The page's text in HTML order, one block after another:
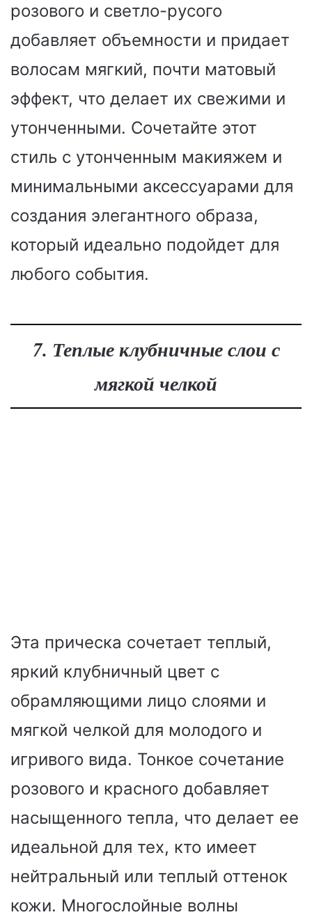
розового и светло-русого
добавляет объемности и придает
волосам мягкий, почти матовый
эффект, что делает их свежими и
утонченными. Сочетайте этот
стиль с утонченным макияжем и
минимальными аксессуарами для
создания элегантного образа,
который идеально подойдет для
любого события.
7. Теплые клубничные слои с
мягкой челкой
Эта прическа сочетает теплый,
яркий клубничный цвет с
обрамляющими лицо слоями и
мягкой челкой для молодого и
игривого вида. Тонкое сочетание
розового и красного добавляет
насыщенного тепла, что делает ее
идеальной для тех, кто имеет
нейтральный или теплый оттенок
кожи. Многослойные волны